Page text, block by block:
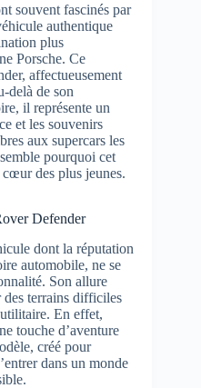
souvent fascinés par
authentique
plus
Porsche. Ce
affectueusement
delà de son
il représente un
et les souvenirs
aux supercars les
pourquoi cet
des plus jeunes.
Defender
dont la réputation
automobile, ne se
Son allure
des terrains difficiles
En effet,
touche d’aventure
créé pour
dans un monde